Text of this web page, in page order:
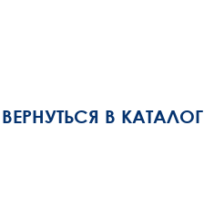
ВЕРНУТЬСЯ В КАТАЛОГ